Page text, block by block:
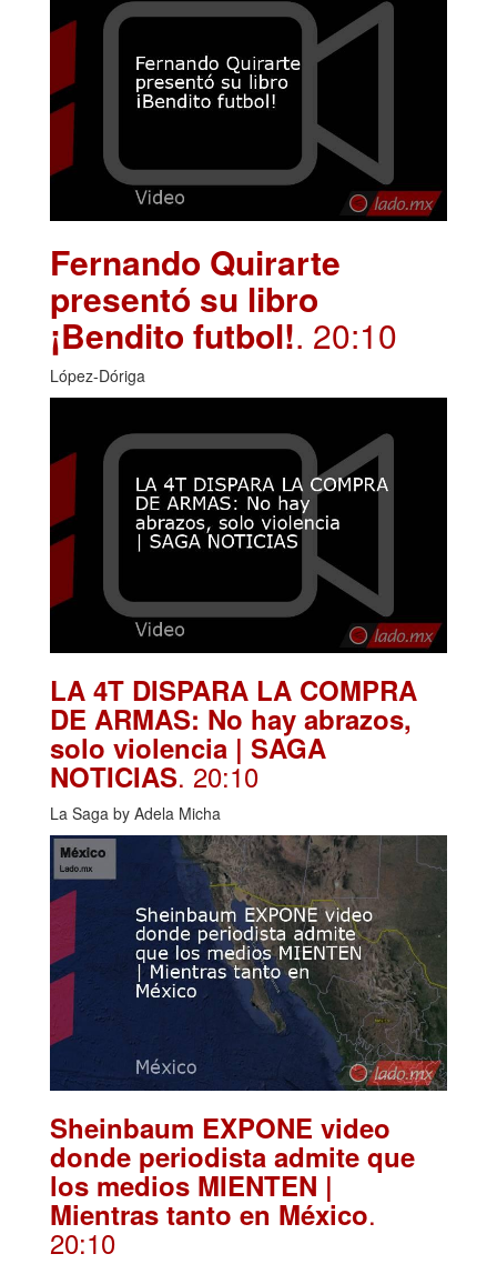
Fernando Quirarte
presentó su libro
¡Bendito futbol!. 20:10
López-Dóriga
LA 4T DISPARA LA COMPRA
DE ARMAS: No hay abrazos,
solo violencia | SAGA
NOTICIAS. 20:10
La Saga by Adela Micha
Sheinbaum EXPONE video
donde periodista admite que
los medios MIENTEN |
Mientras tanto en México.
20:10